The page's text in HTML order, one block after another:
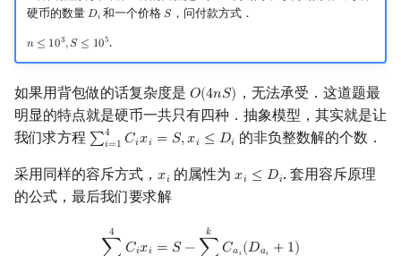
硬币的数量 𝐷𝑖
Di 和一个价格 𝑆
S，问付款方式．
𝑛 ≤ 103,𝑆 ≤ 105
n≤103,S≤105 .
如果用背包做的话复杂度是 𝑂(4𝑛𝑆)
O(4nS)
，无法承受．这道题最
明显的特点就是硬币一共只有四种．抽象模型，其实就是让
我们求方程 ∑4
𝑖=1 𝐶𝑖𝑥𝑖 = 𝑆,𝑥𝑖 ≤ 𝐷𝑖
∑i=14 Cixi= S,x i≤Di 的非负整数解的个数．
采用同样的容斥方式， 𝑥𝑖
xi 的属性为𝑥𝑖 ≤ 𝐷𝑖
xi≤D i
. 套用容斥原理
的公式，最后我们要求解
4
∑ 𝐶 𝑥 = 𝑆 −
𝑘
∑𝐶 (𝐷 + 1)
∑ i=1k